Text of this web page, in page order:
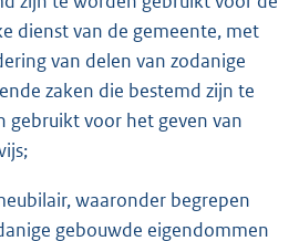
dienst van de gemeente, met
van delen van zodanige
zaken die bestemd zijn te
gebruikt voor het geven van
waaronder begrepen
gebouwde eigendommen